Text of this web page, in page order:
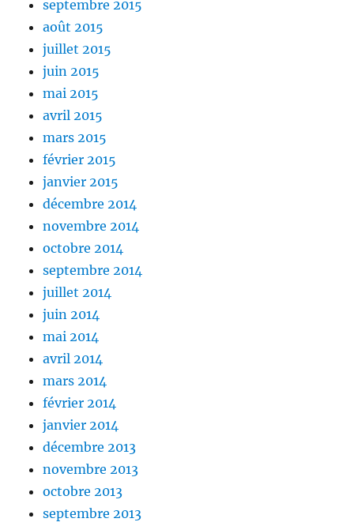
septembre 2015
août 2015
juillet 2015
juin 2015
mai 2015
avril 2015
mars 2015
février 2015
janvier 2015
décembre 2014
novembre 2014
octobre 2014
septembre 2014
juillet 2014
juin 2014
mai 2014
avril 2014
mars 2014
février 2014
janvier 2014
décembre 2013
novembre 2013
octobre 2013
septembre 2013